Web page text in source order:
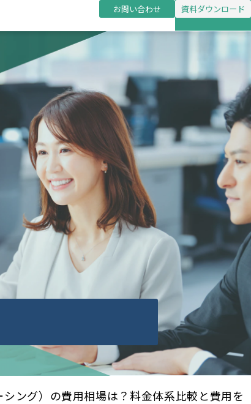
お問い合わせ 資料ダウンロード
ング）の費用相場は？料金体系比較と費用を